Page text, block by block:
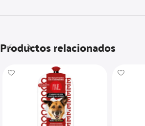
Productos relacionados